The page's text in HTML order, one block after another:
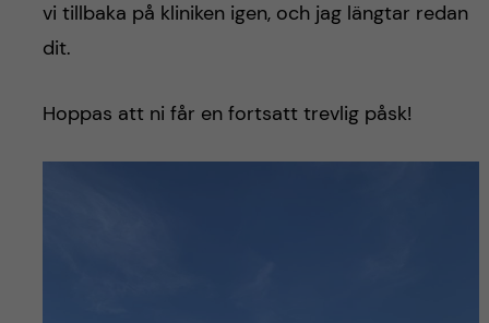
vi tillbaka på kliniken igen, och jag längtar redan
dit.
Hoppas att ni får en fortsatt trevlig påsk!